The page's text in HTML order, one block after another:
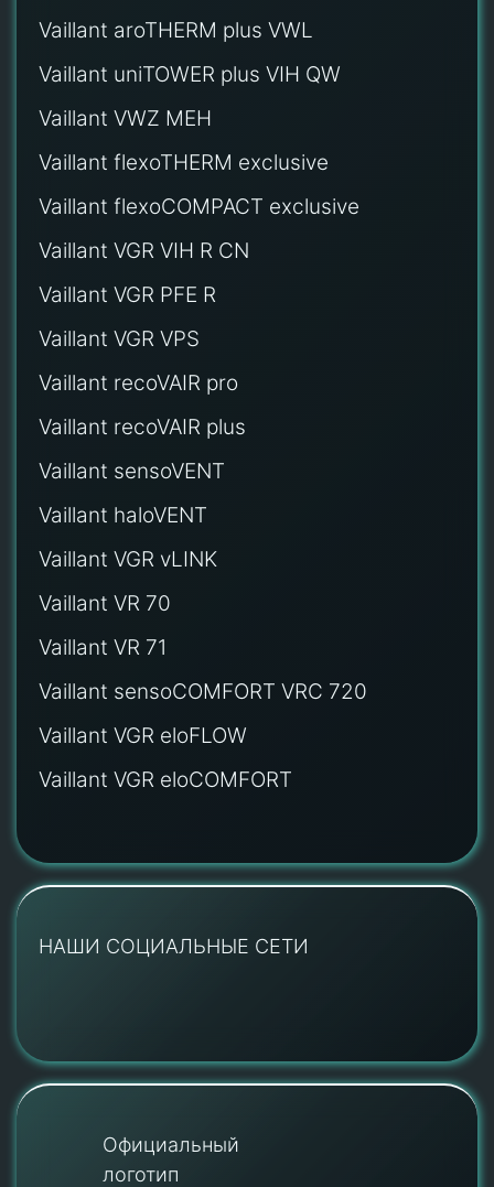
Vaillant aroTHERM plus VWL
Vaillant uniTOWER plus VIH QW
Vaillant VWZ MEH
Vaillant flexoTHERM exclusive
Vaillant flexoCOMPACT exclusive
Vaillant VGR VIH R CN
Vaillant VGR PFE R
Vaillant VGR VPS
Vaillant recoVAIR pro
Vaillant recoVAIR plus
Vaillant sensoVENT
Vaillant haloVENT
Vaillant VGR vLINK
Vaillant VR 70
Vaillant VR 71
Vaillant sensoCOMFORT VRC 720
Vaillant VGR eloFLOW
Vaillant VGR eloCOMFORT
НАШИ СОЦИАЛЬНЫЕ СЕТИ
Официальный
логотип